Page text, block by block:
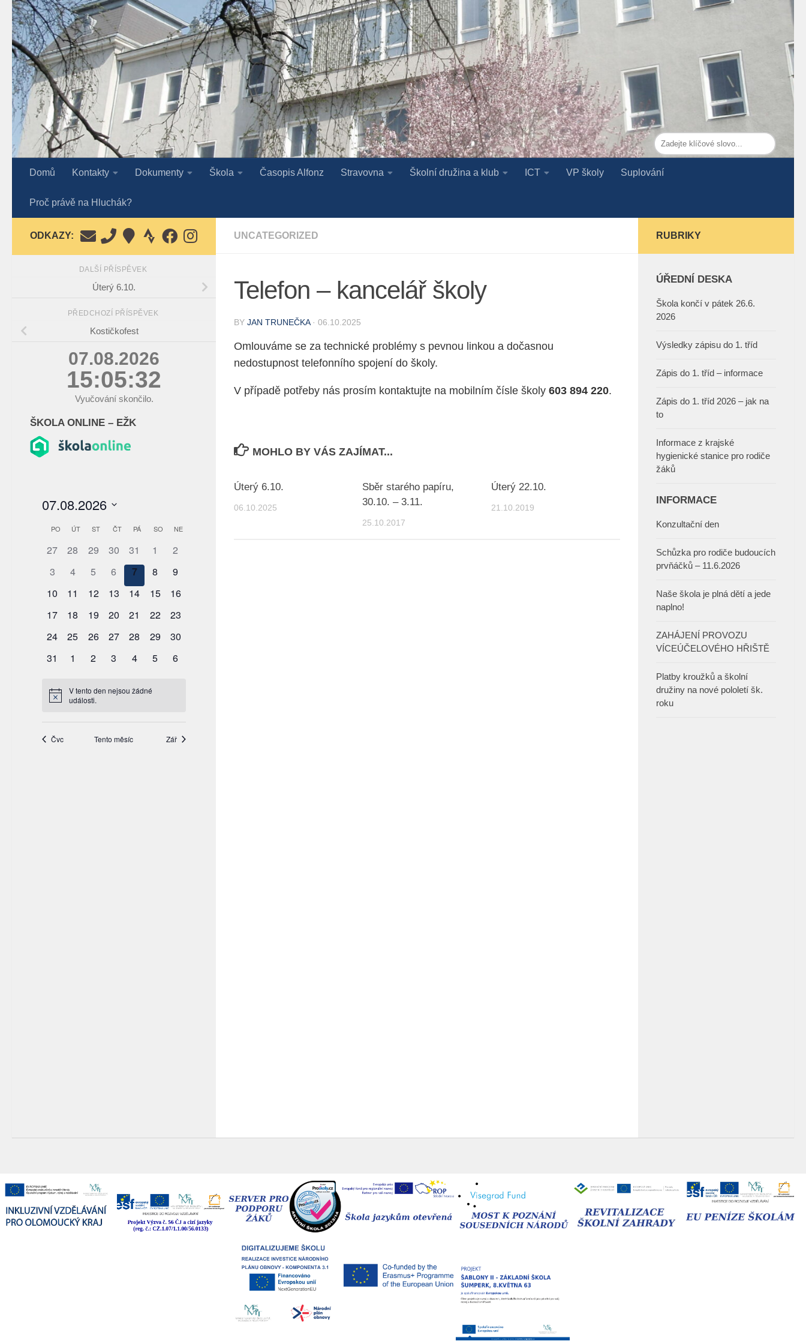
Skip to content
Domů Kontakty Dokumenty Škola Časopis Alfonz Stravovna Školní družina a klub ICT VP školy Suplování
Proč právě na Hluchák?
UNCATEGORIZED
Telefon – kancelář školy
BY JAN TRUNEČKA · 06.10.2025
Omlouváme se za technické problémy s pevnou linkou a dočasnou
nedostupnost telefonního spojení do školy.
V případě potřeby nás prosím kontaktujte na mobilním čísle školy 603 894 220.
MOHLO BY VÁS ZAJÍMAT...
Úterý 6.10.
06.10.2025
Sběr starého papíru,
30.10. – 3.11.
25.10.2017
Úterý 22.10.
21.10.2019
ODKAZY:
DALŠÍ PŘÍSPĚVEK
Úterý 6.10.
PŘEDCHOZÍ PŘÍSPĚVEK
Kostičkofest
07.08.2026
15:05:32
Vyučování skončilo.
ŠKOLA ONLINE – EŽK
RUBRIKY
ÚŘEDNÍ DESKA
Škola končí v pátek 26.6.
2026
Výsledky zápisu do 1. tříd
Zápis do 1. tříd – informace
Zápis do 1. tříd 2026 – jak na
to
Informace z krajské
hygienické stanice pro rodiče
žáků
INFORMACE
Konzultační den
Schůzka pro rodiče budoucích
prvňáčků – 11.6.2026
Naše škola je plná dětí a jede
naplno!
ZAHÁJENÍ PROVOZU
VÍCEÚČELOVÉHO HŘIŠTĚ
Platby kroužků a školní
družiny na nové pololetí šk.
roku